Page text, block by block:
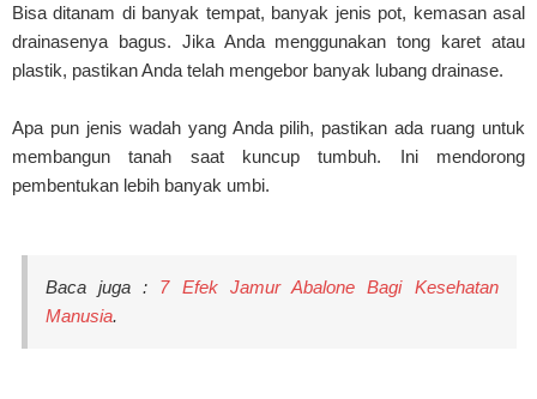
Bisa ditanam di banyak tempat, banyak jenis pot, kemasan asal
drainasenya bagus. Jika Anda menggunakan tong karet atau
plastik, pastikan Anda telah mengebor banyak lubang drainase.
Apa pun jenis wadah yang Anda pilih, pastikan ada ruang untuk
membangun tanah saat kuncup tumbuh. Ini mendorong
pembentukan lebih banyak umbi.
Baca juga : 7 Efek Jamur Abalone Bagi Kesehatan
Manusia.